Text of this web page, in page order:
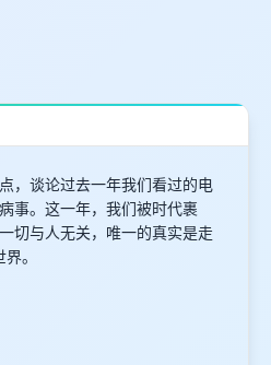
，谈论过去一年我们看过的电
事。这一年，我们被时代裹
切与人无关，唯一的真实是走
。